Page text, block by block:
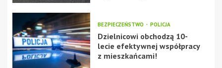
BEZPIECZEŃSTWO POLICJA
Dzielnicowi obchodzą 10-
lecie efektywnej współpracy
z mieszkańcami!